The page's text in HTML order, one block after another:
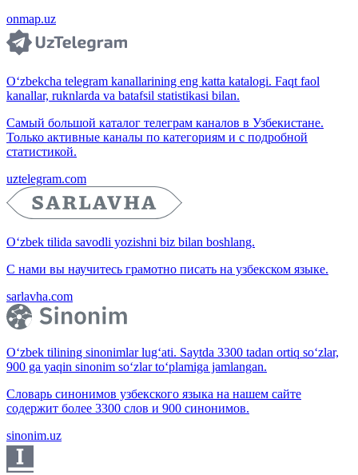
onmap.uz
O‘zbekcha telegram kanallarining eng katta katalogi. Faqt faol
kanallar, ruknlarda va batafsil statistikasi bilan.
Самый большой каталог телеграм каналов в Узбекистане.
Только активные каналы по категориям и с подробной
статистикой.
uztelegram.com
O‘zbek tilida savodli yozishni biz bilan boshlang.
С нами вы научитесь грамотно писать на узбекском языке.
sarlavha.com
O‘zbek tilining sinonimlar lug‘ati. Saytda 3300 tadan ortiq so‘zlar,
900 ga yaqin sinonim so‘zlar to‘plamiga jamlangan.
Словарь синонимов узбекского языка на нашем сайте
содержит более 3300 слов и 900 синонимов.
sinonim.uz